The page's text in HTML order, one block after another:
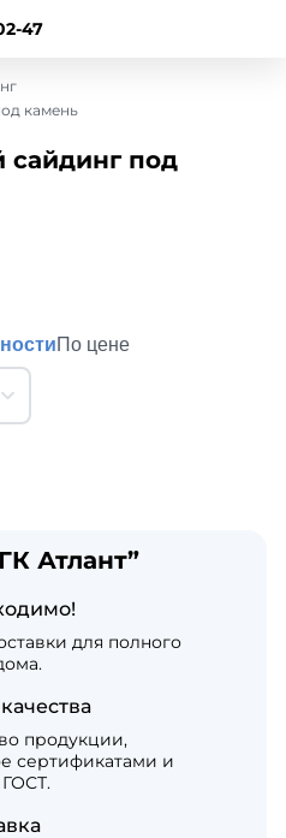
47
камень
под
По цене
Атлант”
для полного
продукции,
сертификатами и